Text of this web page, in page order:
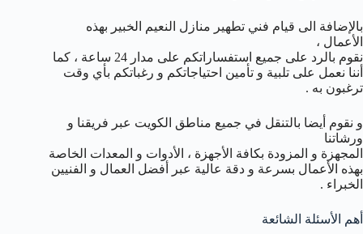
بالإضافة الى قيام فني تطهير منازل النعيم الخبير بهذه
الأعمال ،
نقوم بالرد على جميع استفساراتكم على مدار 24 ساعة ، كما
أننا نعمل على تلبية و تأمين احتياجاتكم و رغباتكم بأي وقت
ترغبون به .
و نقوم أيضا بالتنقل في جميع مناطق الكويت عبر فريقنا و
ورشاتنا
المجهزة و المزودة بكافة الأجهزة ، الأدوات و المعدات الخاصة
بهذه الأعمال بسرعة و دقة عالية عبر أفضل العمال و الفنيين
الخبراء .
أهم الأسئلة الشائعة